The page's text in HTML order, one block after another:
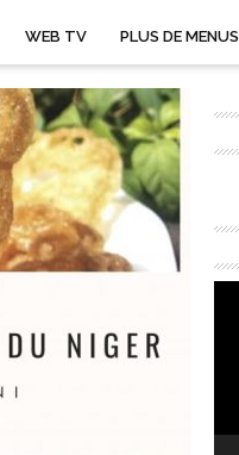
WEB TV PLUS DE MENUS